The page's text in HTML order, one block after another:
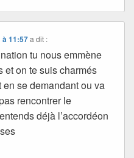
à 11:57 a dit :
tu nous emmène
et on te suis charmés
se demandant ou va
rencontrer le
déjà l’accordéon